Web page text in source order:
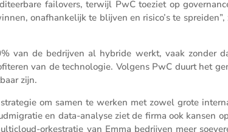
failovers, terwijl PwC toeziet op
onafhan­ke­lijk te blijven en risico’s te spreiden”,
van de bedrijven al hybride werkt, vaak zonder
van de techno­logie. Volgens PwC duurt het
zijn.
om samen te werken met zowel grote
en data-analyse ziet de firma ook kansen
orkestratie van Emma bedrijven meer